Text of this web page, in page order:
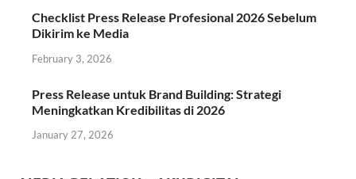
Checklist Press Release Profesional 2026 Sebelum
Dikirim ke Media
February 3, 2026
Press Release untuk Brand Building: Strategi
Meningkatkan Kredibilitas di 2026
January 27, 2026